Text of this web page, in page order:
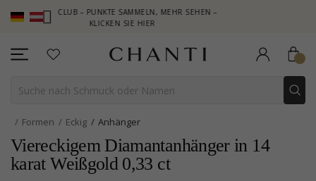
CLUB – PUNKTE SAMMELN, MEHR SEHEN –
KLICKEN SIE HIER
Formen Eckig Anhänger
Viereckigem Diamantanhänger in 14
karat Weißgold 0,33 ct